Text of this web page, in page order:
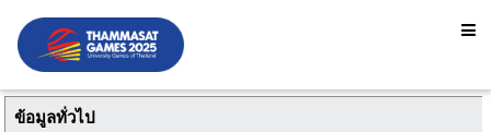
ข้อมูลทั่วไป